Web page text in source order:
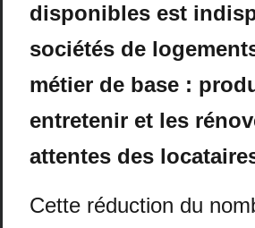
disponibles est
sociétés de
métier de base :
entretenir et les
attentes des
Cette réduction du